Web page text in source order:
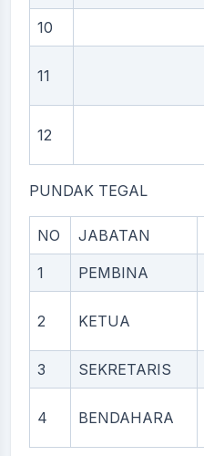
10
11
12
PUNDAK TEGAL
NO JABATAN
1 PEMBINA
2 KETUA
3 SEKRETARIS
4 BENDAHARA